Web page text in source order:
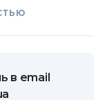
в email